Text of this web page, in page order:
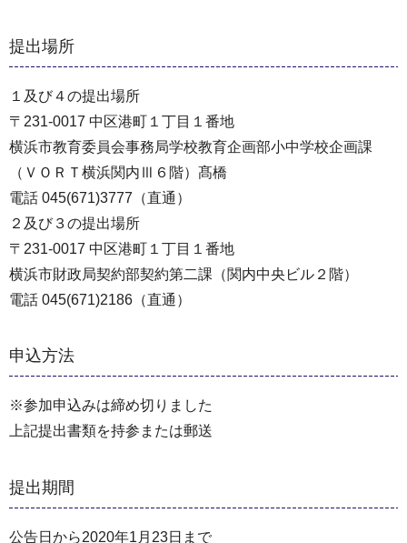
提出場所
１及び４の提出場所
〒231-0017 中区港町１丁目１番地
横浜市教育委員会事務局学校教育企画部小中学校企画課
（ＶＯＲＴ横浜関内Ⅲ６階）髙橋
電話 045(671)3777（直通）
２及び３の提出場所
〒231-0017 中区港町１丁目１番地
横浜市財政局契約部契約第二課（関内中央ビル２階）
電話 045(671)2186（直通）
申込方法
※参加申込みは締め切りました
上記提出書類を持参または郵送
提出期間
公告日から2020年1月23日まで